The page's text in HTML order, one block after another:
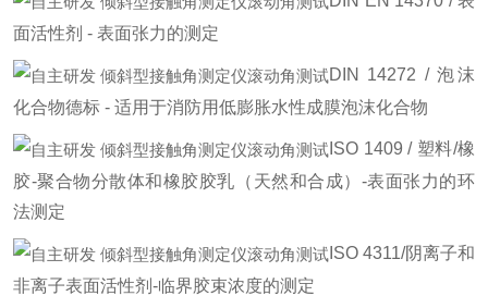
面活性剂 - 表面张力的测定
DIN 14272 / 泡沫
化合物德标 - 适用于消防用低膨胀水性成膜泡沫化合物
ISO 1409 / 塑料/橡
胶-聚合物分散体和橡胶胶乳（天然和合成）-表面张力的环
法测定
ISO 4311/阴离子和
非离子表面活性剂-临界胶束浓度的测定